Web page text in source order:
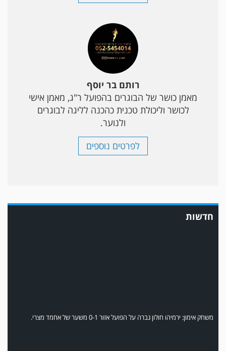
רותם בר יוסף
מאמן כושר של הבוגרים בהפועל ר"ג, מאמן אישי
לכושר וליכולת טכנית כהכנה לליגה לבוגרים
ולנוער.
לפרטים נוספים
חדשות